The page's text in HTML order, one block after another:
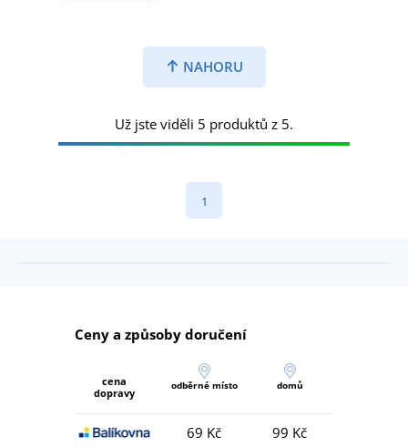
NAHORU
Už jste viděli 5 produktů z 5.
1
Ceny a způsoby doručení
cena
dopravy
odběrné místo domů
69 Kč 99 Kč